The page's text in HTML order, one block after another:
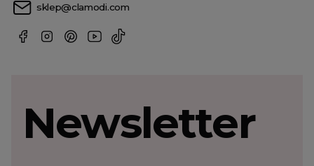
sklep@clamodi.com
Newsletter